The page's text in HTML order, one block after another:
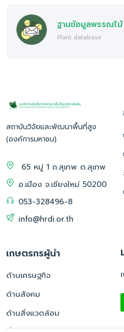
ฐานข้อมูลพรรณไม้
Plant database
สถาบันวิจัยและพัฒนาพื้นที่สูง
(องค์การมหาชน)
65 หมู่ 1 ถ.สุเทพ ต.สุเทพ
อ.เมือง จ.เชียงใหม่ 50200
053-328496-8
info@hrdi.or.th
เกษตรกรผู้นำ
ด้านเศรษฐกิจ
ด้านสังคม
ด้านสิ่งแวดล้อม